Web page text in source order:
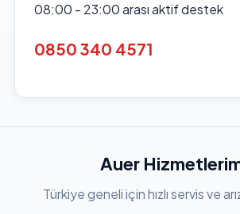
08:00 - 23:00 arası aktif destek
0850 340 4571
Auer
Türkiye geneli için hızlı servis ve